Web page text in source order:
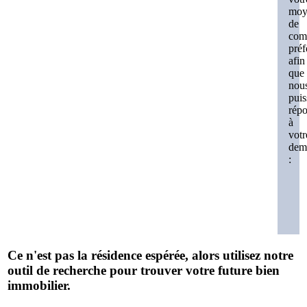
de
afin
que
à
:
Ce n'est pas la résidence espérée, alors utilisez notre
outil de recherche pour trouver votre future bien
immobilier.